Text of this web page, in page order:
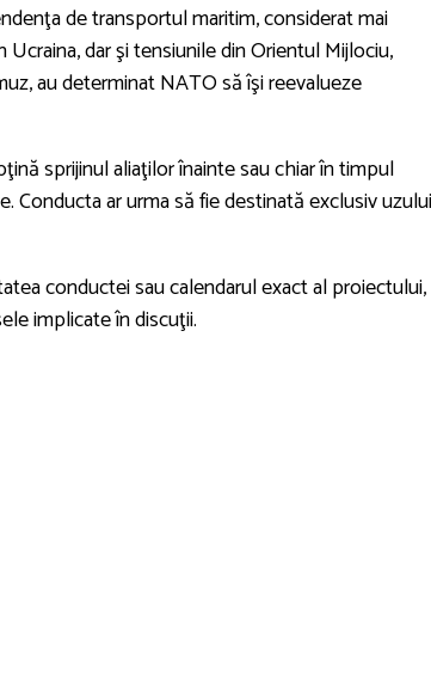
de transportul maritim, considerat mai
dar şi tensiunile din Orientul Mijlociu,
au determinat NATO să îşi reevalueze
sprijinul aliaţilor înainte sau chiar în timpul
Conducta ar urma să fie destinată exclusiv uzului
conductei sau calendarul exact al proiectului,
implicate în discuţii.